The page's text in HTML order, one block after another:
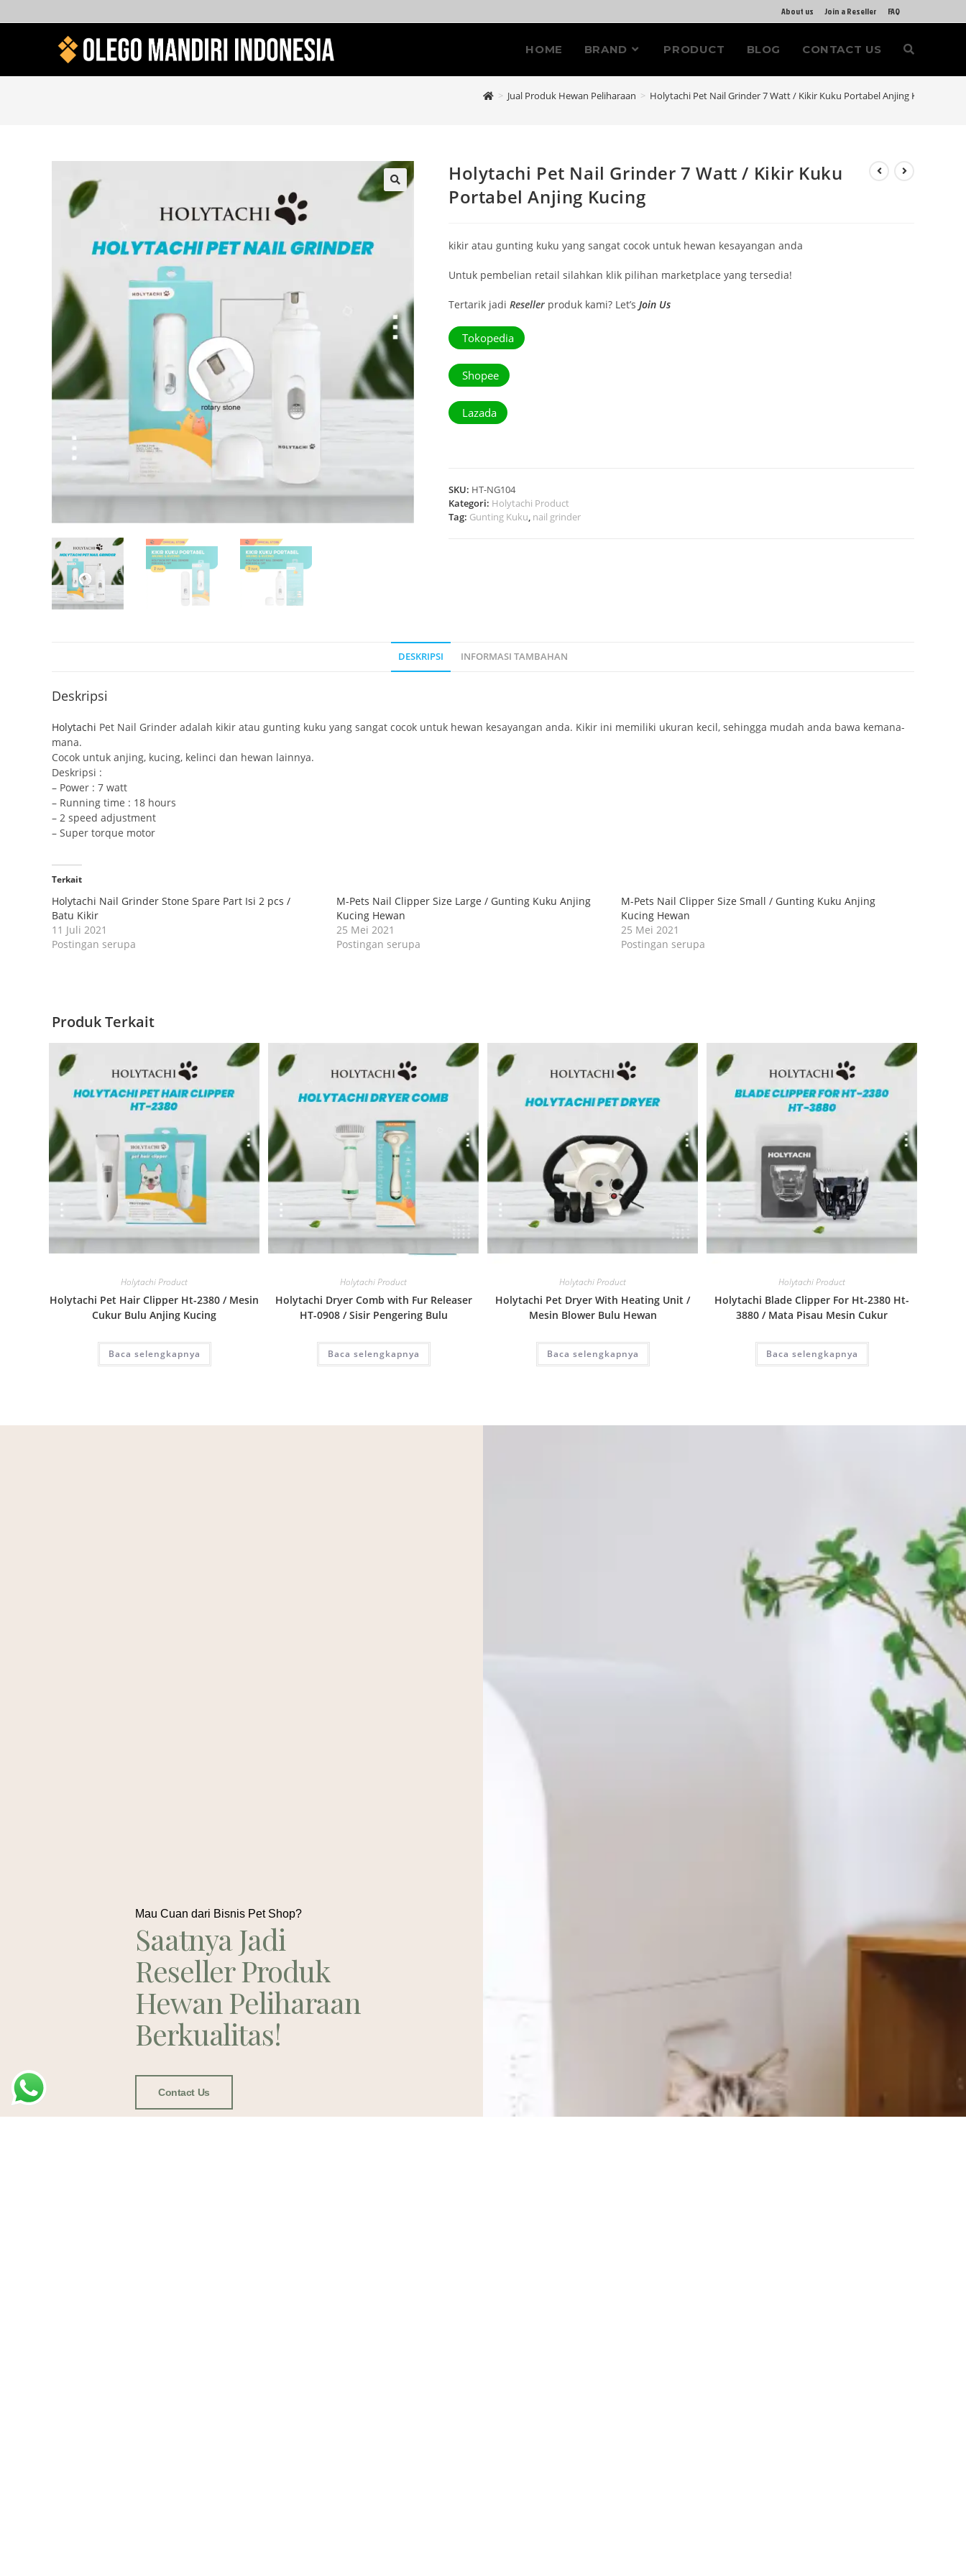
About us Join a Reseller FAQ
HOME BRAND PRODUCT BLOG CONTACT US
> Jual Produk Hewan Peliharaan > Holytachi Pet Nail Grinder 7 Watt / Kikir Kuku Portabel Anjing Kucing
🔍
Holytachi Pet Nail Grinder 7 Watt / Kikir Kuku
Portabel Anjing Kucing
kikir atau gunting kuku yang sangat cocok untuk hewan kesayangan anda
Untuk pembelian retail silahkan klik pilihan marketplace yang tersedia!
Tertarik jadi Reseller produk kami? Let’s Join Us
Tokopedia
Shopee
Lazada
SKU: HT-NG104
Kategori: Holytachi Product
Tag: Gunting Kuku, nail grinder
DESKRIPSI INFORMASI TAMBAHAN
Deskripsi
Holytachi Pet Nail Grinder adalah kikir atau gunting kuku yang sangat cocok untuk hewan kesayangan anda. Kikir ini memiliki ukuran kecil, sehingga mudah anda bawa kemana-
mana.
Cocok untuk anjing, kucing, kelinci dan hewan lainnya.
Deskripsi :
– Power : 7 watt
– Running time : 18 hours
– 2 speed adjustment
– Super torque motor
Terkait
Holytachi Nail Grinder Stone Spare Part Isi 2 pcs /
Batu Kikir
11 Juli 2021
Postingan serupa
M-Pets Nail Clipper Size Large / Gunting Kuku Anjing
Kucing Hewan
25 Mei 2021
Postingan serupa
M-Pets Nail Clipper Size Small / Gunting Kuku Anjing
Kucing Hewan
25 Mei 2021
Postingan serupa
Produk Terkait
Quick View
Holytachi Product
Holytachi Pet Hair Clipper Ht-2380 / Mesin
Cukur Bulu Anjing Kucing
Baca selengkapnya
Quick View
Holytachi Product
Holytachi Dryer Comb with Fur Releaser
HT-0908 / Sisir Pengering Bulu
Baca selengkapnya
Quick View
Holytachi Product
Holytachi Pet Dryer With Heating Unit /
Mesin Blower Bulu Hewan
Baca selengkapnya
Quick View
Holytachi Product
Holytachi Blade Clipper For Ht-2380 Ht-
3880 / Mata Pisau Mesin Cukur
Baca selengkapnya
Mau Cuan dari Bisnis Pet Shop?
Saatnya Jadi
Reseller Produk
Hewan Peliharaan
Berkualitas!
Contact Us